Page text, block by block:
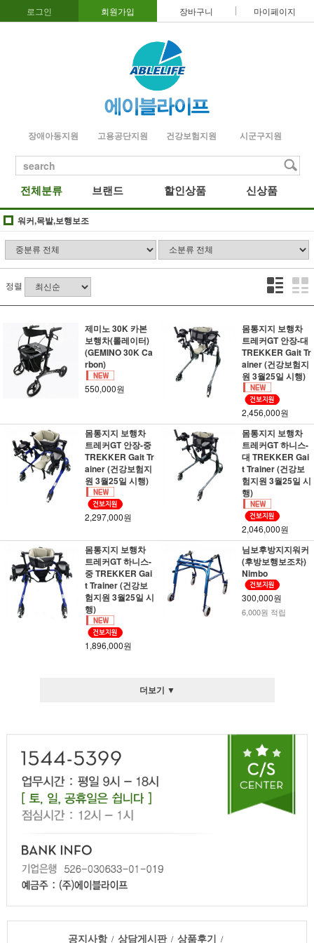
로그인 회원가입 장바구니 마이페이지
장애아동지원 고용공단지원 건강보험지원 시군구지원
search
전체분류 브랜드 할인상품 신상품
워커,목발,보행보조
정렬
제미노 30K 카본
보행차(롤레이터)
(GEMINO 30K Ca
rbon)
550,000원
몸통지지 보행차
트레커GT 안장-대
TREKKER Gait Tr
ainer (건강보험지
원 3월25일 시행)
2,456,000원
몸통지지 보행차
트레커GT 안장-중
TREKKER Gait Tr
ainer (건강보험지
원 3월25일 시행)
2,297,000원
몸통지지 보행차
트레커GT 하니스-
대 TREKKER Gai
t Trainer (건강보
험지원 3월25일 시
행)
2,046,000원
몸통지지 보행차
트레커GT 하니스-
중 TREKKER Gai
t Trainer (건강보
험지원 3월25일 시
행)
1,896,000원
님보후방지지워커
(후방보행보조차)
Nimbo
300,000원
6,000원 적립
더보기 ▼
공지사항/ 상담게시판/ 상품후기 /